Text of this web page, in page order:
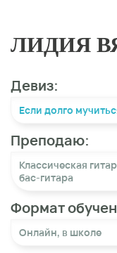
ЛИДИЯ
Девиз:
Если долго
Преподаю:
Классическая
бас-гитара
Формат
Онлайн, в школе